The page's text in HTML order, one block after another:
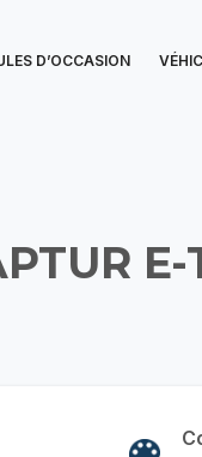
D’OCCASION